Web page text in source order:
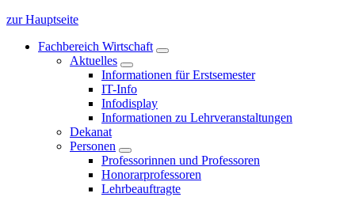
zur Hauptseite
Fachbereich Wirtschaft
Aktuelles
Informationen für Erstsemester
IT-Info
Infodisplay
Informationen zu Lehrveranstaltungen
Dekanat
Personen
Professorinnen und Professoren
Honorarprofessoren
Lehrbeauftragte